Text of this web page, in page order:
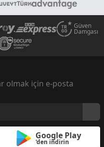
Güven
Damgası
olmak için e-posta
Google Play
'den indirin